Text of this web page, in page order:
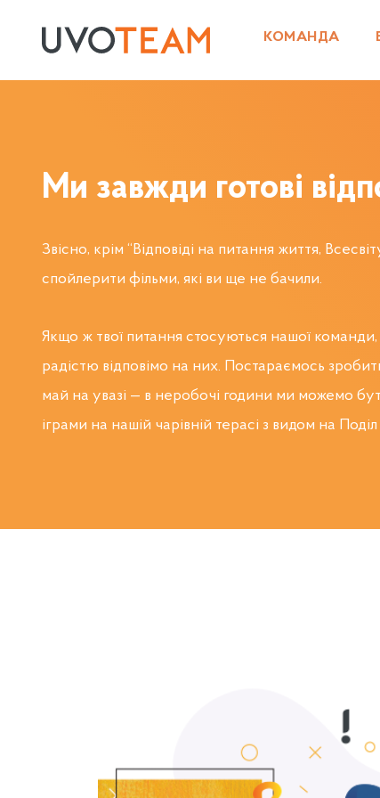
КОМАНДА
Ми завжди готові
Звісно, крім “Відповіді на питання життя,
спойлерити фільми, які ви ще не бачили.
Якщо ж твої питання стосуються нашої команди,
радістю відповімо на них. Постараємось
май на увазі — в неробочі години ми можемо
іграми на нашій чарівній терасі з видом на Поділ